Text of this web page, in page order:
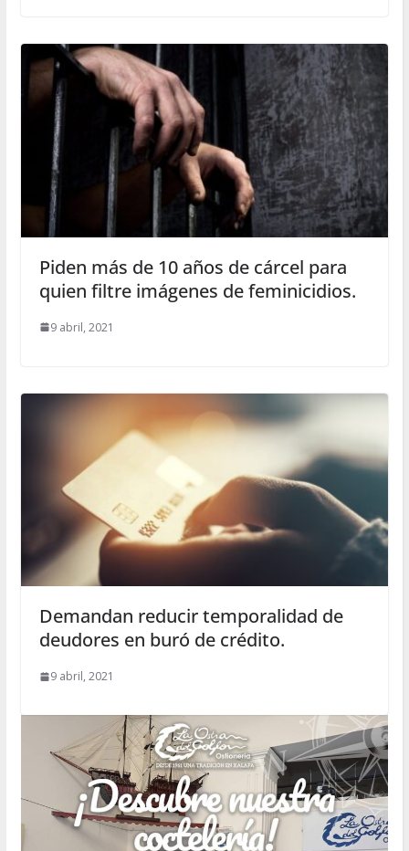
Piden más de 10 años de cárcel para
quien filtre imágenes de feminicidios.
9 abril, 2021
Demandan reducir temporalidad de
deudores en buró de crédito.
9 abril, 2021